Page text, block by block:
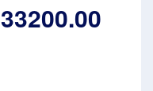
33200.00